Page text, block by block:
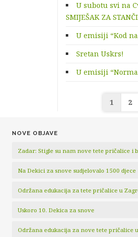
U subotu svi na
SMIJEŠAK ZA
U emisiji “Kod
Sretan Uskrs!
U emisiji
1 2
NOVE OBJAVE
Zadar: Stigle su nam nove tete pričalice i
Na Dekici za snove sudjelovalo 1500 djece
Održana edukacija za tete pričalice u
Uskoro 10. Dekica za snove
Održana edukacija za nove tete pričalice